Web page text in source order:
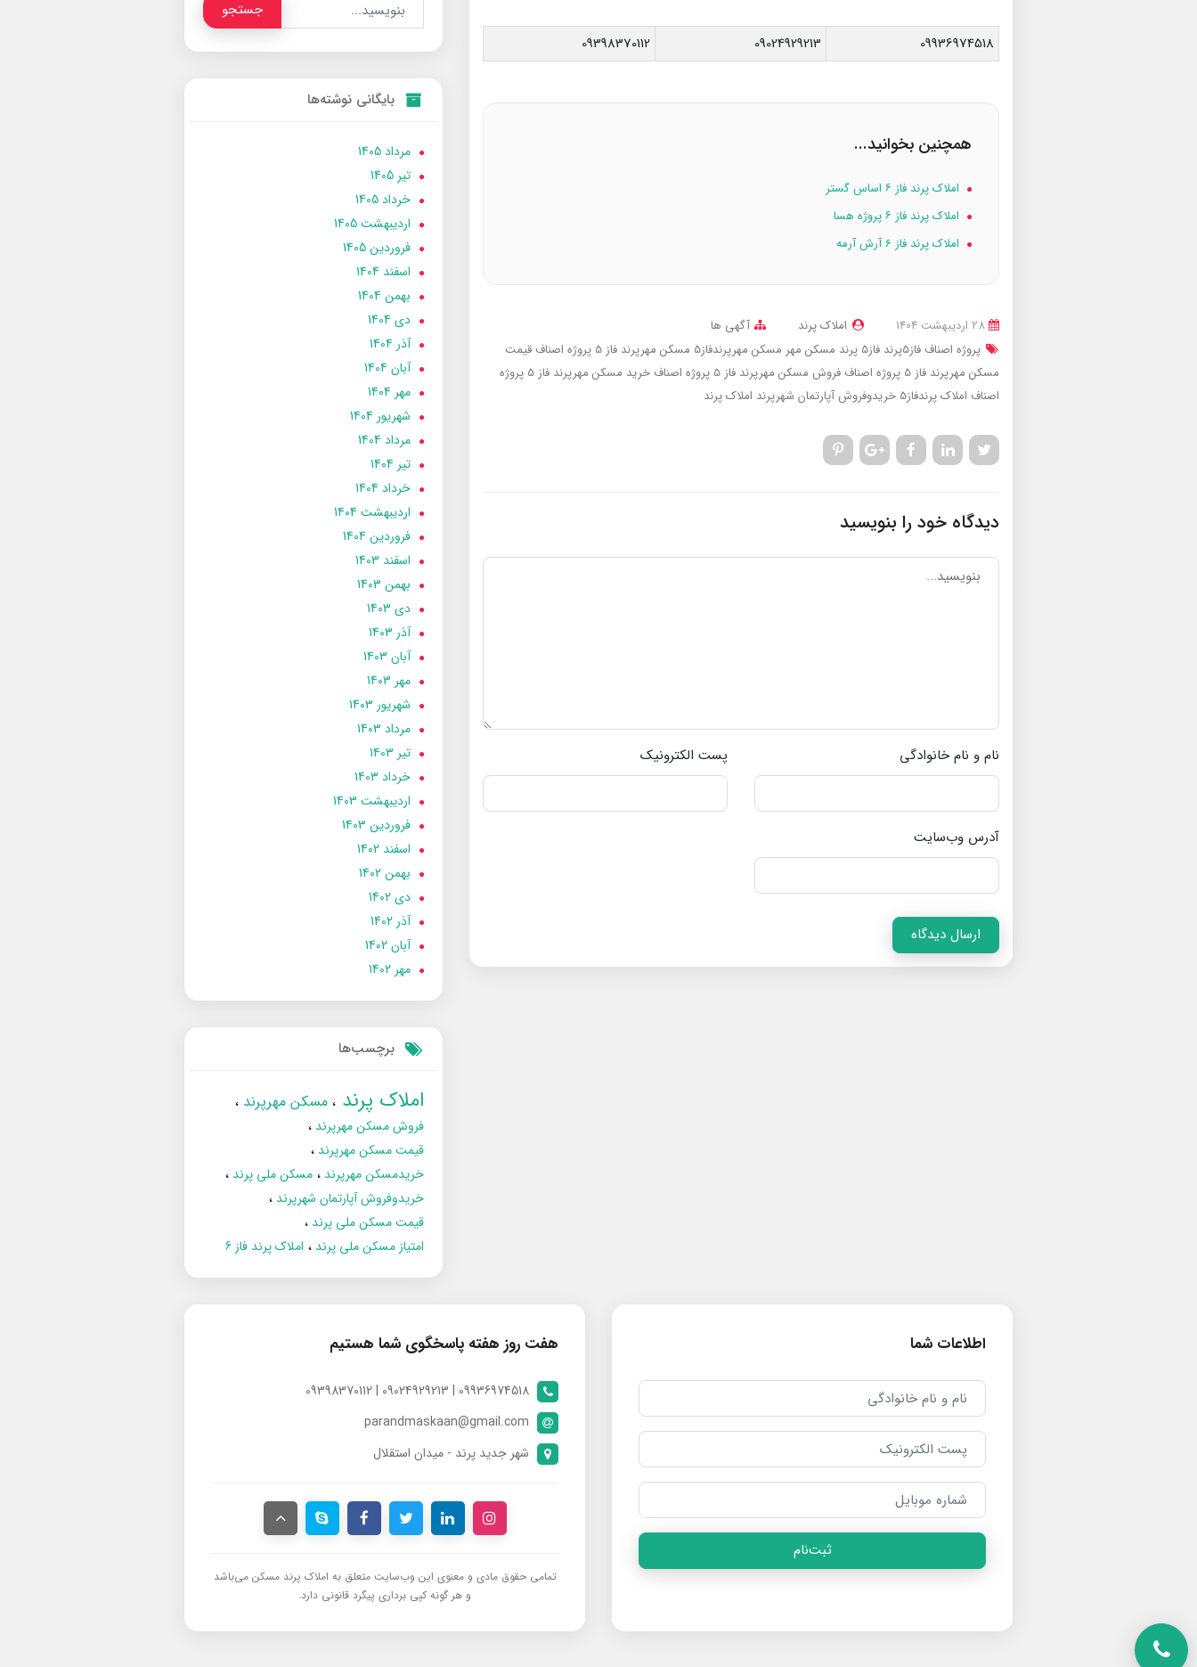
09936974518
09024929213
09398370112
همچنین بخوانید...
املاک پرند فاز ۶ اساس گستر
املاک پرند فاز ۶ پروژه هسا
املاک پرند فاز 6 آرش آرمه
املاک پرند
آگهی ها
پروژه اصناف فاز5پرند
فاز5 پرند مسکن مهر مسکن مهرپرندفاز5 مسکن مهرپرند فاز 5 پروژه اصناف
قیمت
مسکن مهرپرند فاز 5 پروژه اصناف
فروش مسکن مهرپرند فاز 5 پروژه اصناف
خرید مسکن مهرپرند فاز 5 پروژه
اصناف املاک پرندفاز5 خریدوفروش آپارتمان شهرپرند املاک پرند
دیدگاه خود را بنویسید
نام و نام خانوادگی پست الکترونیک
آدرس وب‌سایت
ارسال دیدگاه
جستجو
بایگانی نوشته‌ها
مرداد 1405
تير 1405
خرداد 1405
ارديبهشت 1405
فروردین 1405
اسفند 1404
بهمن 1404
دی 1404
آذر 1404
آبان 1404
مهر 1404
شهریور 1404
مرداد 1404
تير 1404
خرداد 1404
ارديبهشت 1404
فروردین 1404
اسفند 1403
بهمن 1403
دی 1403
آذر 1403
آبان 1403
مهر 1403
شهریور 1403
مرداد 1403
تير 1403
خرداد 1403
ارديبهشت 1403
فروردین 1403
اسفند 1402
بهمن 1402
دی 1402
آذر 1402
آبان 1402
مهر 1402
برچسب‌ها
املاک پرند مسکن مهرپرند
فروش مسکن مهرپرند
قیمت مسکن مهرپرند
خریدمسکن مهرپرند
مسکن ملی پرند
خریدوفروش آپارتمان شهرپرند
قیمت مسکن ملی پرند
امتیاز مسکن ملی پرند
املاک پرند فاز 6
اطلاعات شما
ثبت‌نام
هفت روز هفته پاسخگوی شما هستیم
09936974518 | 09024929213 | 09398370112
parandmaskaan@gmail.com
شهر جدید پرند - میدان استقلال
تمامی حقوق مادی و معنوی این وب‌سایت متعلق به املاک پرند مسکن می‌باشد
و هر گونه کپی برداری پیگرد قانونی دارد.